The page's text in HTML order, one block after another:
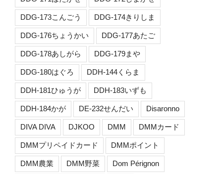
DDG-173こんごう DDG-174きりしま
DDG-176ちょうかい DDG-177あたご
DDG-178あしがら DDG-179まや
DDG-180はぐろ DDH-144くらま
DDH-181ひゅうが DDH-183いずも
DDH-184かが DE-232せんだい Disaronno
DIVA DIVA DJKOO DMM DMMカード
DMMプリペイドカード DMMポイント
DMM農業 DMM野菜 Dom Pérignon